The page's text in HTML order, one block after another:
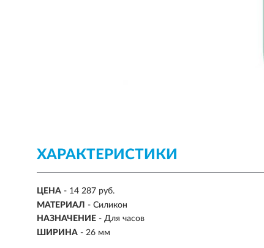
ХАРАКТЕРИСТИКИ
ЦЕНА - 14 287 руб.
МАТЕРИАЛ - Силикон
НАЗНАЧЕНИЕ - Для часов
ШИРИНА - 26 мм